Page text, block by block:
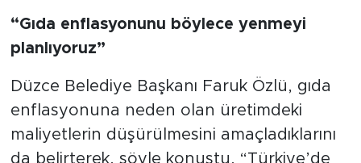
“Gıda enflasyonunu böylece yenmeyi
planlıyoruz”
Düzce Belediye Başkanı Faruk Özlü, gıda
enflasyonuna neden olan üretimdeki
maliyetlerin düşürülmesini amaçladıklarını
da belirterek, şöyle konuştu, “Türkiye’de